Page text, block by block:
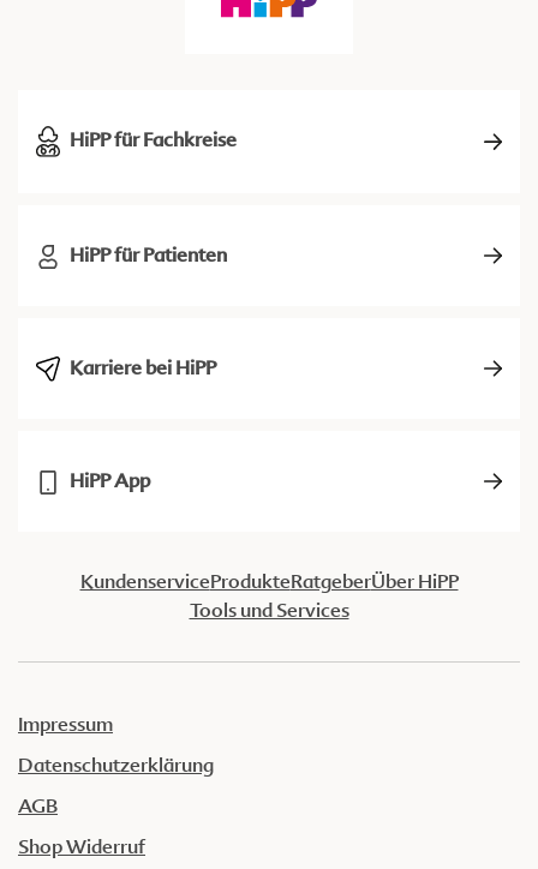
HiPP für Fachkreise
HiPP für Patienten
Karriere bei HiPP
HiPP App
KundenserviceProdukteRatgeberÜber HiPP
Tools und Services
Impressum
Datenschutzerklärung
AGB
Shop Widerruf